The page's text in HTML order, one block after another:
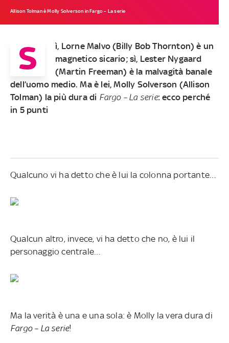
Allison Tolman è Molly Solverson in Fargo – La serie
S
ì, Lorne Malvo (Billy Bob Thornton) è un
magnetico sicario; sì, Lester Nygaard
(Martin Freeman) è la malvagità banale
dell’uomo medio. Ma è lei, Molly Solverson (Allison
Tolman) la più dura di Fargo – La serie: ecco perché
in 5 punti
Qualcuno vi ha detto che è lui la colonna portante…
Qualcun altro, invece, vi ha detto che no, è lui il
personaggio centrale…
Ma la verità è una e una sola: è Molly la vera dura di
Fargo – La serie!